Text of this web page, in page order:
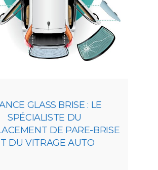
GLASS BRISE : LE
SPÉCIALISTE DU
DE PARE-BRISE
DU VITRAGE AUTO